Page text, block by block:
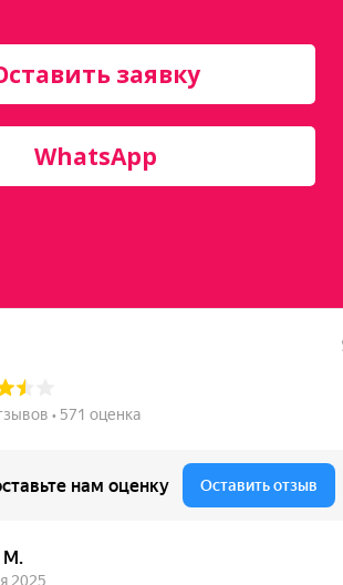
заявку
WhatsApp